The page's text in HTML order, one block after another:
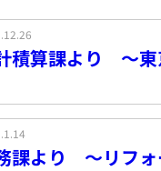
積算課より ～
課より ～リフォ